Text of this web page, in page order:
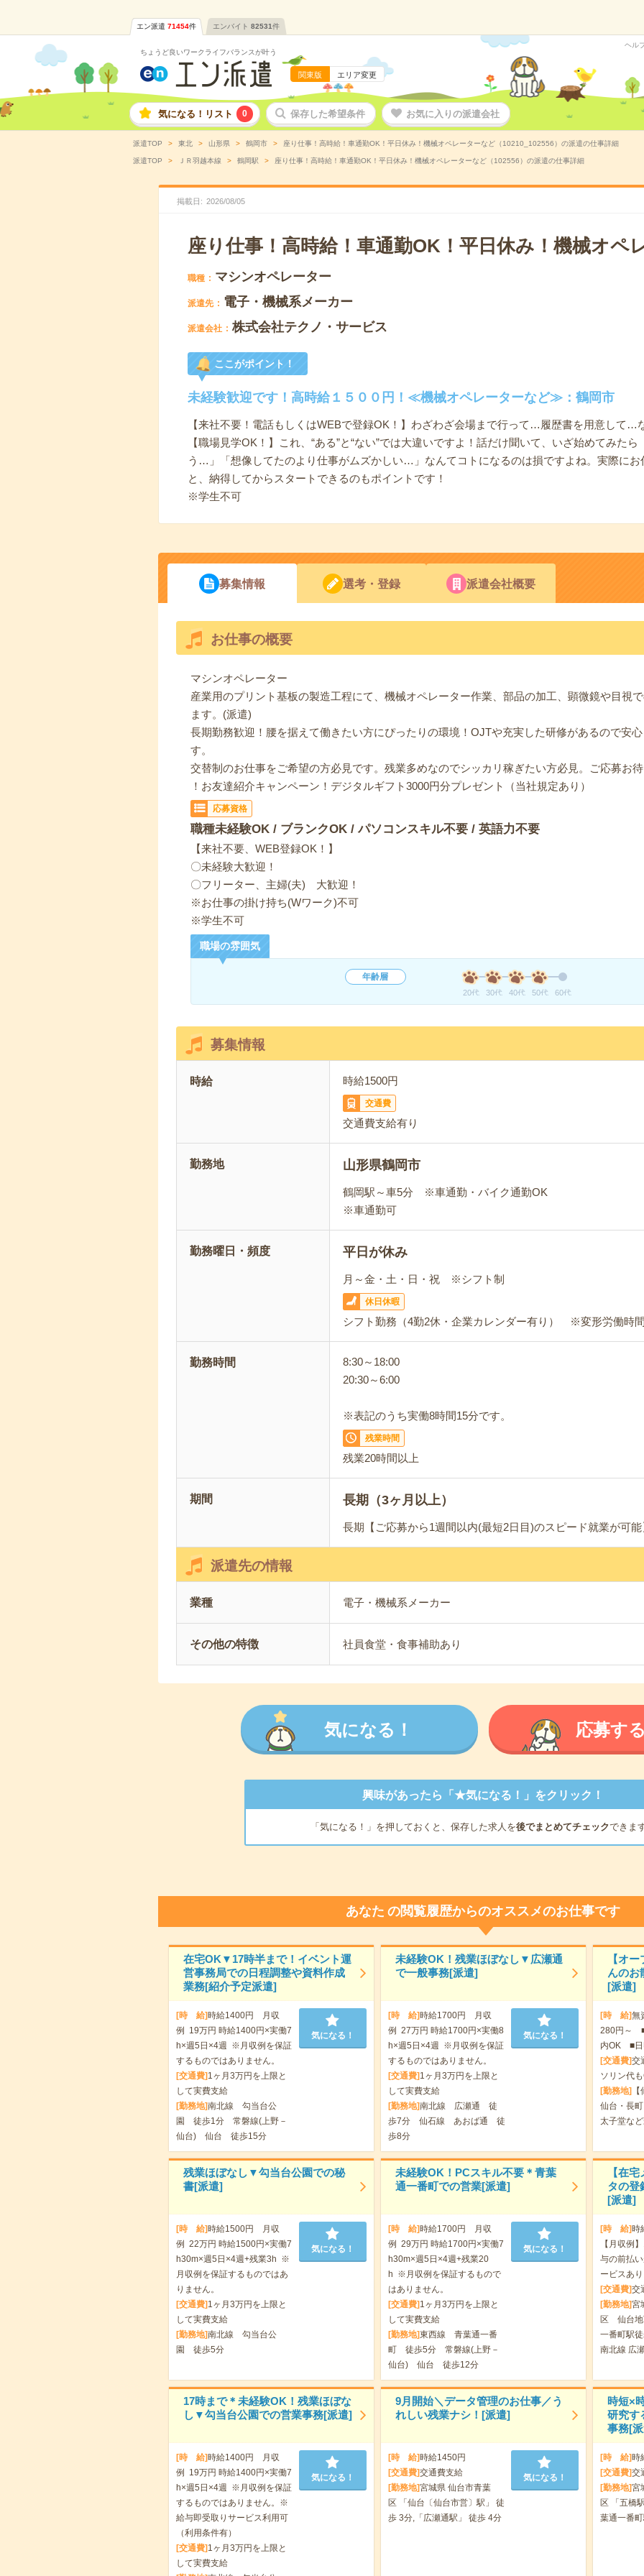
エン派遣 71454件 エンバイト 82531件
ちょうど良いワークライフバランスが叶う
関東版 エリア変更
ヘル
気になる！リスト 0 保存した希望条件 お気に入りの派遣会社
派遣TOP 東北 山形県 鶴岡市 座り仕事！高時給！車通勤OK！平日休み！機械オペレーターなど（10210_102556）の派遣の仕事詳細
派遣TOP ＪＲ羽越本線 鶴岡駅 座り仕事！高時給！車通勤OK！平日休み！機械オペレーターなど（102556）の派遣の仕事詳細
掲載日 2026/08/05
座り仕事！高時給！車通勤OK！平日休み！機械オペ
職種 マシンオペレーター
派遣先 電子・機械系メーカー
派遣会社 株式会社テクノ・サービス
ここがポイント！
未経験歓迎です！高時給１５００円！≪機械オペレーターなど≫：鶴岡市
【来社不要！電話もしくはWEBで登録OK！】わざわざ会場まで行って…履歴書を用意して…
【職場見学OK！】これ、“ある”と“ない”では大違いですよ！話だけ聞いて、いざ始めてみた
う…」「想像してたのより仕事がムズかしい…」なんてコトになるのは損ですよね。実際にお
と、納得してからスタートできるのもポイントです！
※学生不可
募集情報 選考・登録 派遣会社概要
お仕事の概要
マシンオペレーター
産業用のプリント基板の製造工程にて、機械オペレーター作業、部品の加工、顕微鏡や目視
ます。(派遣)
長期勤務歓迎！腰を据えて働きたい方にぴったりの環境！OJTや充実した研修があるので安
す。
交替制のお仕事をご希望の方必見です。残業多めなのでシッカリ稼ぎたい方必見。ご応募お
！お友達紹介キャンペーン！デジタルギフト3000円分プレゼント（当社規定あり）
応募資格
職種未経験OK / ブランクOK / パソコンスキル不要 / 英語力不要
【来社不要、WEB登録OK！】
〇未経験大歓迎！
〇フリーター、主婦(夫) 大歓迎！
※お仕事の掛け持ち(Wワーク)不可
※学生不可
職場の雰囲気
年齢層
20代 30代 40代 50代 60代
募集情報
時給 時給1500円
交通費
交通費支給有り
勤務地 山形県鶴岡市
鶴岡駅～車5分 ※車通勤・バイク通勤OK
※車通勤可
勤務曜日・頻度 平日が休み
月～金・土・日・祝 ※シフト制
休日休暇
シフト勤務（4勤2休・企業カレンダー有り） ※変形労働時
勤務時間
8:30～18:00
20:30～6:00
※表記のうち実働8時間15分です。
残業時間
残業20時間以上
期間 長期（3ヶ月以上）
長期【ご応募から1週間以内(最短2日目)のスピード就業が可
派遣先の情報
業種 電子・機械系メーカー
その他の特徴 社員食堂・食事補助あり
気になる！ 応募す
興味があったら「★気になる！」をクリック！
「気になる！」を押しておくと、保存した求人を後でまとめてチェックできま
あなた の閲覧履歴からのオススメのお仕事です
在宅OK▼17時半まで！イベント運
営事務局での日程調整や資料作成
業務[紹介予定派遣]
[時 給]時給1400円 月収
例 19万円 時給1400円×実働7
h×週5日×4週 ※月収例を保証
するものではありません。
[交通費] 1ヶ月3万円を上限と
して実費支給
[勤務地]南北線 勾当台公
園 徒歩1分 常磐線(上野－
仙台) 仙台 徒歩15分
気になる！
未経験OK！残業ほぼなし▼広瀬通
で一般事務[派遣]
[時 給]時給1700円 月収
例 27万円 時給1700円×実働8
h×週5日×4週 ※月収例を保証
するものではありません。
[交通費] 1ヶ月3万円を上限と
して実費支給
[勤務地]南北線 広瀬通 徒
歩7分 仙石線 あおば通 徒
歩8分
気になる！
【オ
んのお
[派遣]
[時 給]無
280円～
内OK ■日
[交通費]交
ソリン代
[勤務地]
仙台・長
太子堂な
残業ほぼなし▼勾当台公園での秘
書[派遣]
[時 給]時給1500円 月収
例 22万円 時給1500円×実働7
h30m×週5日×4週+残業3h ※
月収例を保証するものではあ
りません。
[交通費] 1ヶ月3万円を上限と
して実費支給
[勤務地]南北線 勾当台公
園 徒歩5分
気になる！
未経験OK！PCスキル不要＊青葉
通一番町での営業[派遣]
[時 給]時給1700円 月収
例 29万円 時給1700円×実働7
h30m×週5日×4週+残業20
h ※月収例を保証するもので
はありません。
[交通費] 1ヶ月3万円を上限と
して実費支給
[勤務地]東西線 青葉通一番
町 徒歩5分 常磐線(上野－
仙台) 仙台 徒歩12分
気になる！
【在
タの登
[派遣]
[時 給]時
【月収例
与の前払
ービスあり
[交通費]交
[勤務地]宮
区 仙台地
一番町駅
南北線 広
17時まで＊未経験OK！残業ほぼな
し▼勾当台公園での営業事務[派遣]
[時 給]時給1400円 月収
例 19万円 時給1400円×実働7
h×週5日×4週 ※月収例を保証
するものではありません。※
給与即受取りサービス利用可
（利用条件有）
[交通費] 1ヶ月3万円を上限と
して実費支給
気になる！
9月開始＼データ管理のお仕事／う
れしい残業ナシ！[派遣]
[時 給]時給1450円
[交通費]交通費支給
[勤務地]宮城県 仙台市青葉
区 「仙台〔仙台市営〕駅」 徒
歩 3分,「広瀬通駅」 徒歩 4分
気になる！
時短×
研究す
事務[
[時 給]時
[交通費]交
[勤務地]宮
区 「五橋
葉通一番